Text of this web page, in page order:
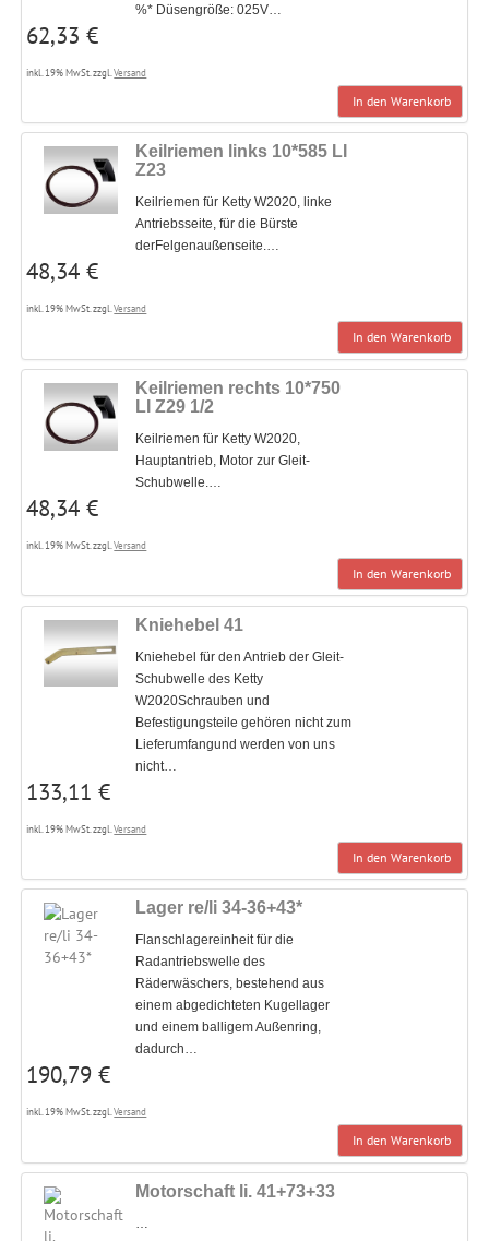
%* Düsengröße: 025V…
62,33 €
inkl. 19% MwSt. zzgl.Versand
In den Warenkorb
Keilriemen links 10*585 LI
Z23
Keilriemen für Ketty W2020, linke
Antriebsseite, für die Bürste
derFelgenaußenseite.…
48,34 €
inkl. 19% MwSt. zzgl.Versand
In den Warenkorb
Keilriemen rechts 10*750
LI Z29 1/2
Keilriemen für Ketty W2020,
Hauptantrieb, Motor zur Gleit-
Schubwelle.…
48,34 €
inkl. 19% MwSt. zzgl.Versand
In den Warenkorb
Kniehebel 41
Kniehebel für den Antrieb der Gleit-
Schubwelle des Ketty
W2020Schrauben und
Befestigungsteile gehören nicht zum
Lieferumfangund werden von uns
nicht…
133,11 €
inkl. 19% MwSt. zzgl.Versand
In den Warenkorb
Lager re/li 34-36+43*
Flanschlagereinheit für die
Radantriebswelle des
Räderwäschers, bestehend aus
einem abgedichteten Kugellager
und einem balligem Außenring,
dadurch…
190,79 €
inkl. 19% MwSt. zzgl.Versand
In den Warenkorb
Motorschaft li. 41+73+33
…